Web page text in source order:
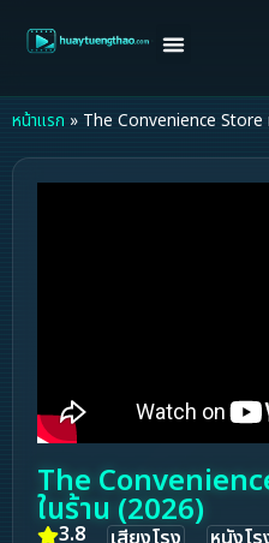
หน้าแรก » The Convenience Store
The
ในร้าน (2026)
3.8